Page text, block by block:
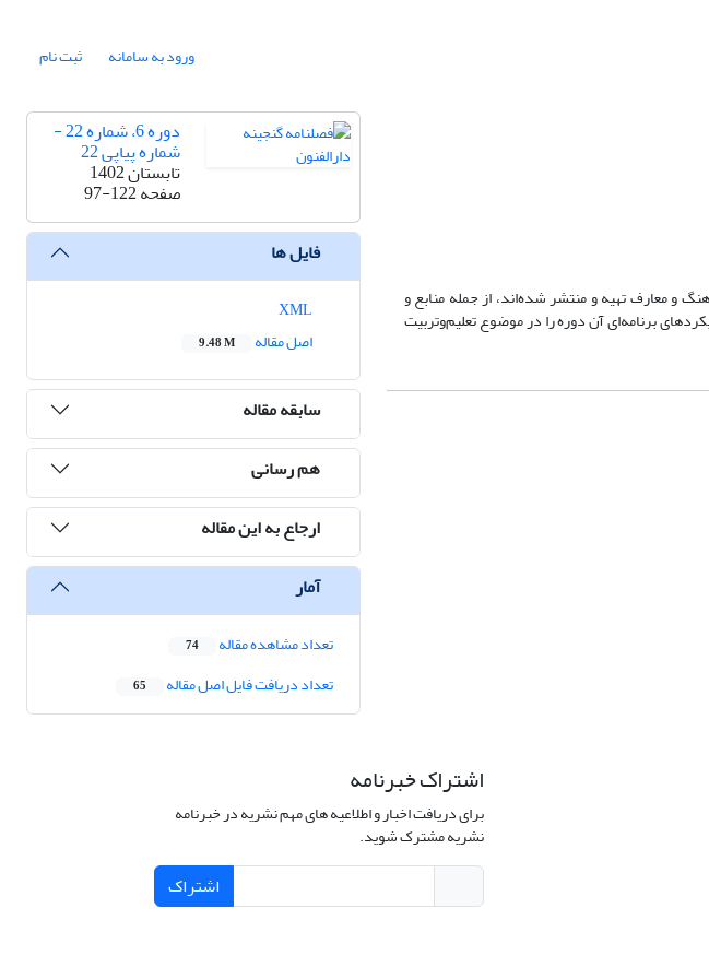
ورود به سامانه ثبت نام
و معارف تهیه و منتشر شده‌اند، از جمله منابع و
برنامه‌ای آن دوره را در موضوع تعلیم‌وتربیت
دوره 6، شماره 22 -
شماره پیاپی 22
تابستان 1402
صفحه97-122
فایل ها
اصل مقاله
9.48 M
سابقه مقاله
هم رسانی
ارجاع به این مقاله
آمار
تعداد مشاهده مقاله 74
تعداد دریافت فایل اصل مقاله 65
اشتراک خبرنامه
برای دریافت اخبار و اطلاعیه های مهم نشریه در خبرنامه
نشریه مشترک شوید.
اشتراک